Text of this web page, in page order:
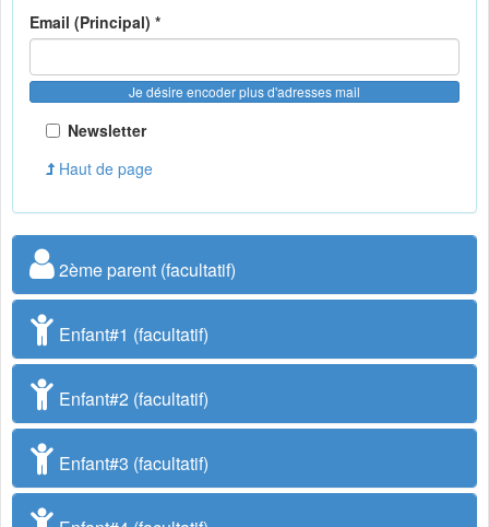
Email (Principal) *
Je désire encoder plus d'adresses mail
Newsletter
Haut de page
2ème parent (facultatif)
Enfant#1 (facultatif)
Enfant#2 (facultatif)
Enfant#3 (facultatif)